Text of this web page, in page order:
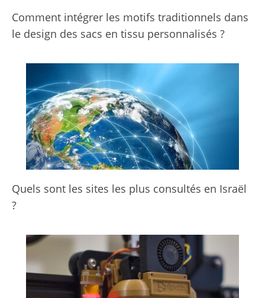
Comment intégrer les motifs traditionnels dans
le design des sacs en tissu personnalisés ?
Quels sont les sites les plus consultés en Israël
?